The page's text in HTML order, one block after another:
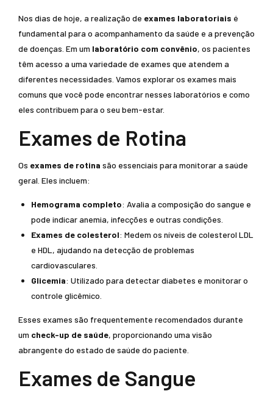
Nos dias de hoje, a realização de exames laboratoriais é
fundamental para o acompanhamento da saúde e a prevenção
de doenças. Em um laboratório com convênio, os pacientes
têm acesso a uma variedade de exames que atendem a
diferentes necessidades. Vamos explorar os exames mais
comuns que você pode encontrar nesses laboratórios e como
eles contribuem para o seu bem-estar.
Exames de Rotina
Os exames de rotina são essenciais para monitorar a saúde
geral. Eles incluem:
Hemograma completo: Avalia a composição do sangue e
pode indicar anemia, infecções e outras condições.
Exames de colesterol: Medem os níveis de colesterol LDL
e HDL, ajudando na detecção de problemas
cardiovasculares.
Glicemia: Utilizado para detectar diabetes e monitorar o
controle glicêmico.
Esses exames são frequentemente recomendados durante
um check-up de saúde, proporcionando uma visão
abrangente do estado de saúde do paciente.
Exames de Sangue